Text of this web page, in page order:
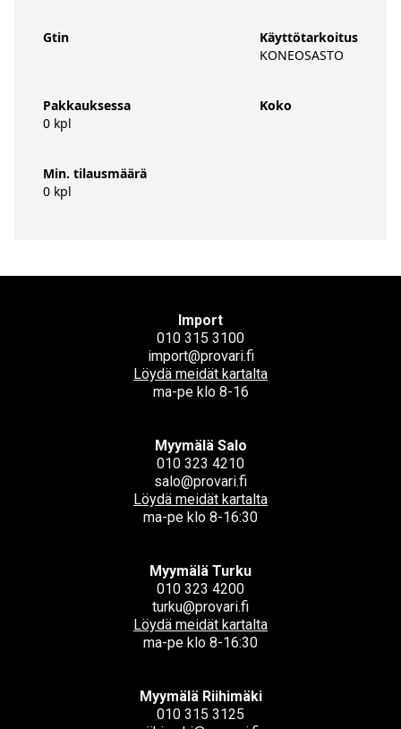
Gtin
Pakkauksessa
0 kpl
Min. tilausmäärä
0 kpl
Käyttötarkoitus
KONEOSASTO
Koko
Import
010 315 3100
import@provari.fi
Löydä meidät kartalta
ma-pe klo 8-16
Myymälä Salo
010 323 4210
salo@provari.fi
Löydä meidät kartalta
ma-pe klo 8-16:30
Myymälä Turku
010 323 4200
turku@provari.fi
Löydä meidät kartalta
ma-pe klo 8-16:30
Myymälä Riihimäki
010 315 3125